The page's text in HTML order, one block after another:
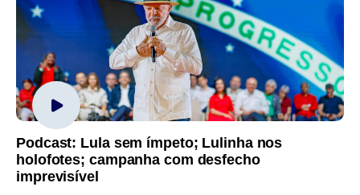
Podcast: Lula sem ímpeto; Lulinha nos
holofotes; campanha com desfecho
imprevisível